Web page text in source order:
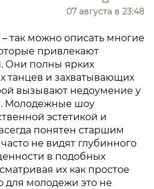
07 августа в 23:48
так можно описать многие
привлекают
Они полны ярких
танцев и захватывающих
вызывают недоумение у
Молодежные шоу
эстетикой и
понятен старшим
не видят глубинного
в подобных
их как простое
для молодежи это не